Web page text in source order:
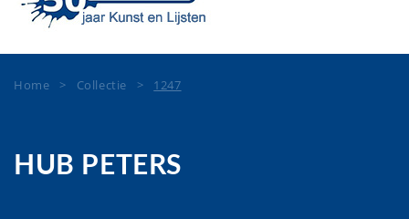
Home > Collectie > 1247
HUB PETERS